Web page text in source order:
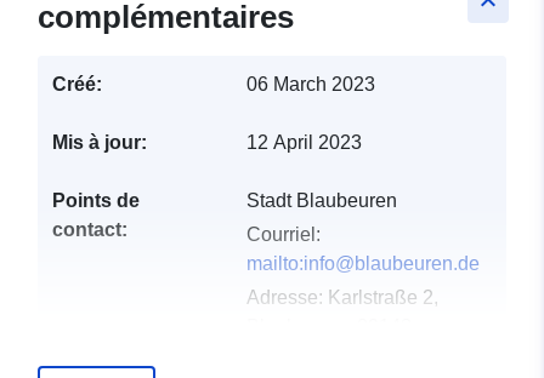
complémentaires
Créé: 06 March 2023
Mis à jour: 12 April 2023
Points de
contact:
Stadt Blaubeuren
Courriel:
mailto:info@blaubeuren.de
Adresse: Karlstraße 2,